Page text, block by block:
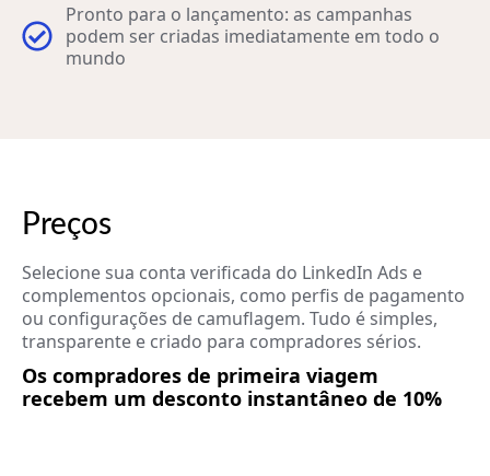
Pronto para o lançamento: as campanhas
podem ser criadas imediatamente em todo o
mundo
Preços
Selecione sua conta verificada do LinkedIn Ads e
complementos opcionais, como perfis de pagamento
ou configurações de camuflagem. Tudo é simples,
transparente e criado para compradores sérios.
Os compradores de primeira viagem
recebem um desconto instantâneo de 10%